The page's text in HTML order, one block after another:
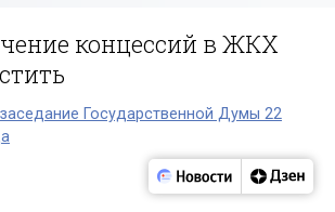
концессий в ЖКХ
Государственной Думы 22